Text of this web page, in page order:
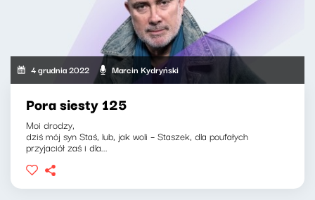
4 grudnia 2022 Marcin Kydryński
Pora siesty 125
Moi drodzy,
dziś mój syn Staś, lub, jak woli – Staszek, dla poufałych
przyjaciół zaś i dla...